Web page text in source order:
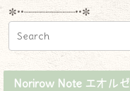
✼••┈┈┈┈┈┈┈┈┈••✼
Norirow Note エオル